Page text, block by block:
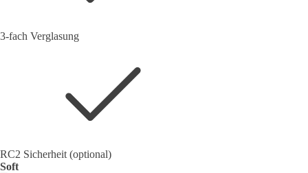
3-fach Verglasung
RC2 Sicherheit (optional)
Soft